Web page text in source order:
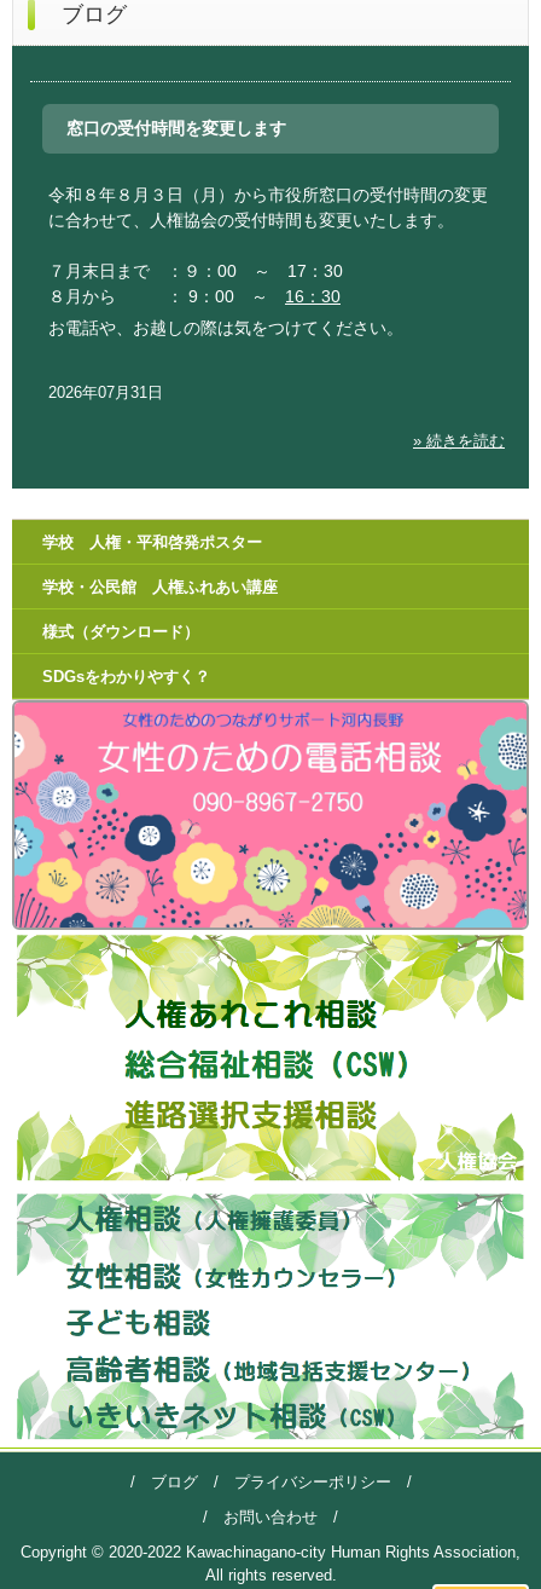
ブログ
窓口の受付時間を変更します
令和８年８月３日（月）から市役所窓口の受付時間の変更
に合わせて、人権協会の受付時間も変更いたします。
７月末日まで ：９：00 ～ 17：30
８月から ： 9：00 ～ 16：30
お電話や、お越しの際は気をつけてください。
2026年07月31日
» 続きを読む
学校 人権・平和啓発ポスター
学校・公民館 人権ふれあい講座
様式（ダウンロード）
SDGsをわかりやすく？
/ ブログ/プライバシーポリシー /
/ お問い合わせ /
Copyright © 2020-2022 Kawachinagano-city Human Rights Association,
All rights reserved.